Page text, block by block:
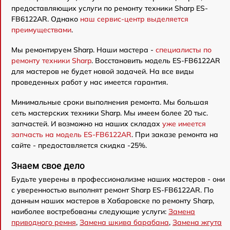
предоставляющих услуги по ремонту техники Sharp ES-
FB6122AR. Однако наш сервис-центр выделяется
преимуществами.
Мы ремонтируем Sharp. Наши мастера - специалисты по
ремонту техники Sharp. Восстановить модель ES-FB6122AR
для мастеров не будет новой задачей. На все виды
проведенных работ у нас имеется гарантия.
Минимальные сроки выполнения ремонта. Мы большая
сеть мастерских техники Sharp. Мы имеем более 20 тыс.
запчастей. И возможно на наших складах уже имеется
запчасть на модель ES-FB6122AR. При заказе ремонта на
сайте - предоставляется скидка -25%.
Знаем свое дело
Будьте уверены в профессионализме наших мастеров - они
с уверенностью выполнят ремонт Sharp ES-FB6122AR. По
данным наших мастеров в Хабаровске по ремонту Sharp,
наиболее востребованы следующие услуги: Замена
приводного ремня, Замена шкива барабана, Замена жгута